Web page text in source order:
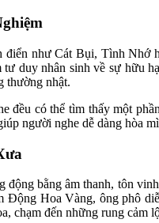
như Cát Bụi, Tình
duy nhân sinh về sự
thường nhật.
đều có thể tìm thấy một
người nghe dễ dàng hòa
động bằng âm thanh, tôn
Hoa Vàng, ông phô
chạm đến những rung cảm